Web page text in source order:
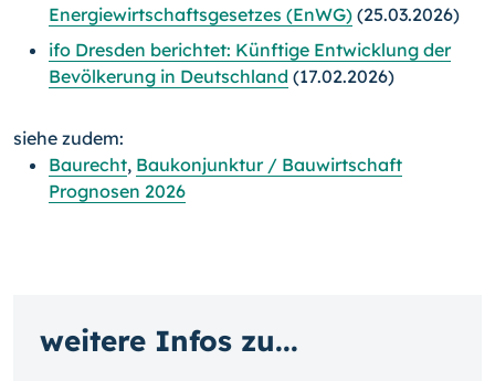
Energiewirtschaftsgesetzes (EnWG) (25.03.2026)
ifo Dresden berichtet: Künftige Entwicklung der
Bevölkerung in Deutschland (17.02.2026)
siehe zudem:
Baurecht, Baukonjunktur / Bauwirtschaft
Prognosen 2026
weitere Infos zu...